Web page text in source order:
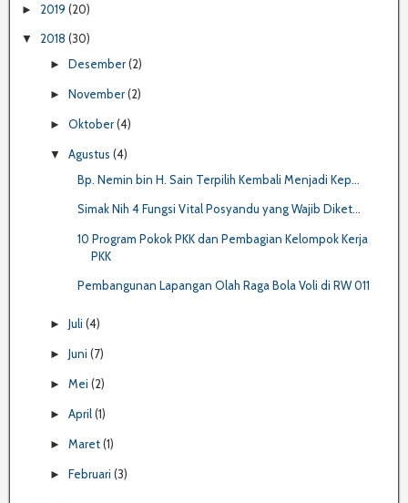
► 2019 (20)
▼ 2018 (30)
► Desember(2)
► November(2)
► Oktober(4)
▼ Agustus (4)
Bp. Nemin bin H. Sain Terpilih Kembali Menjadi Kep...
Simak Nih 4 Fungsi Vital Posyandu yang Wajib Diket...
10 Program Pokok PKK dan Pembagian Kelompok Kerja
PKK
Pembangunan Lapangan Olah Raga Bola Voli di RW 011
► Juli (4)
► Juni (7)
► Mei (2)
► April(1)
► Maret(1)
► Februari (3)